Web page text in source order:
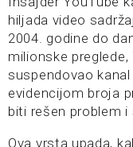
hiljada video
2004. godine do
milionske
suspendovao
evidencijom broja
biti rešen problem i
Ova vrsta upada,